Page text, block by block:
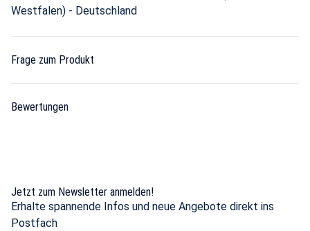
Westfalen) - Deutschland
Frage zum Produkt
Bewertungen
Jetzt zum Newsletter anmelden!
Erhalte spannende Infos und neue Angebote direkt ins
Postfach